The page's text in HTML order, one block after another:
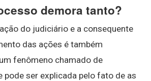
demora tanto?
do judiciário e a consequente
das ações é também
fenômeno chamado de
pode ser explicada pelo fato de as